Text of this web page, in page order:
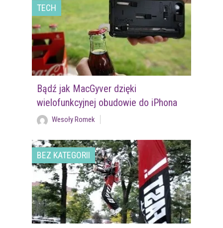
TECH
Bądź jak MacGyver dzięki
wielofunkcyjnej obudowie do iPhona
Wesoły Romek
BEZ KATEGORII